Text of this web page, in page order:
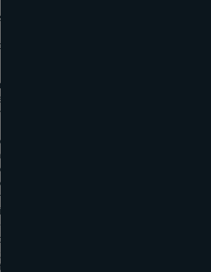
Partij kan echter voor de
gebied gemeten, voorschrijven dat dit
op één paar ijkmerken wordt
wordt eveneens, in onuitwisbare
op een duidelijk waarneembare in
plaats op een vast deel van het
is tegen schokken en weinig
is.
op de romp recht onder de
aangebracht; indien men deze
moet het nulpunt ervan gelijk zijn
van de romp ter plaatse van de
er een kiel is, gelijk met de onderkant
plaatse van de schaal; de ijkschalen die
een vaartuig bevinden op het tijdstip van
treden van deze Overeenkomst voor het
vaartuig is gemeten en waarvan het